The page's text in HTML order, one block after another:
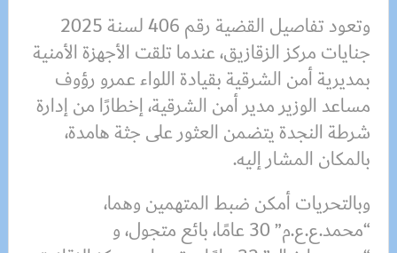
وتعود تفاصيل القضية رقم 406 لسنة 2025
جنايات مركز الزقازيق، عندما تلقت الأجهزة الأمنية
بمديرية أمن الشرقية بقيادة اللواء عمرو رؤوف
مساعد الوزير مدير أمن الشرقية، إخطارًا من إدارة
شرطة النجدة يتضمن العثور على جثة هامدة،
بالمكان المشار إليه.
وبالتحريات أمكن ضبط المتهمين وهما،
“محمد.ع.ع.م” 30 عامًا، بائع متجول، و